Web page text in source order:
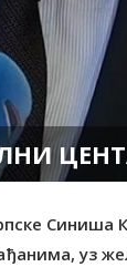
Синиша
уз